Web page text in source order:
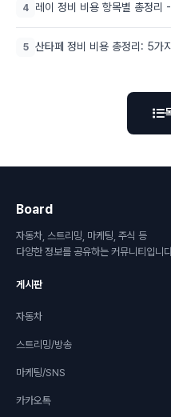
4 레이 정비 비용 항목별 총정리
5 산타페 정비 비용 총정리: 5가
Board
자동차, 스트리밍, 마케팅, 주식 등
다양한 정보를 공유하는 커뮤니티입니
게시판
자동차
스트리밍/방송
마케팅/SNS
카카오톡